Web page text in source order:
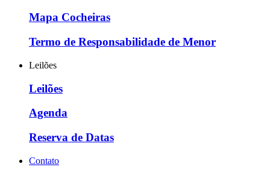
Mapa Cocheiras
Termo de Responsabilidade de Menor
Leilões
Leilões
Agenda
Reserva de Datas
Contato